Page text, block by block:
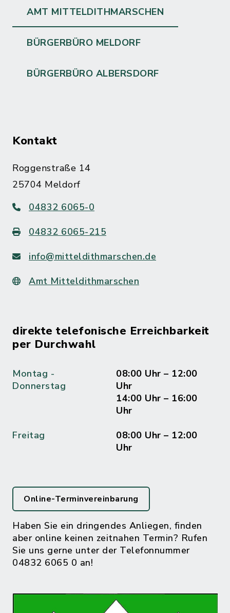
AMT MITTELDITHMARSCHEN
BÜRGERBÜRO MELDORF
BÜRGERBÜRO ALBERSDORF
Kontakt
Roggenstraße 14
25704 Meldorf
04832 6065-0
04832 6065-215
info@mitteldithmarschen.de
Amt Mitteldithmarschen
direkte telefonische Erreichbarkeit
per Durchwahl
Montag -
Donnerstag
08:00 Uhr – 12:00
Uhr
14:00 Uhr – 16:00
Uhr
Freitag
08:00 Uhr – 12:00
Uhr
Online-Terminvereinbarung
Haben Sie ein dringendes Anliegen, finden
aber online keinen zeitnahen Termin? Rufen
Sie uns gerne unter der Telefonnummer
04832 6065 0 an!